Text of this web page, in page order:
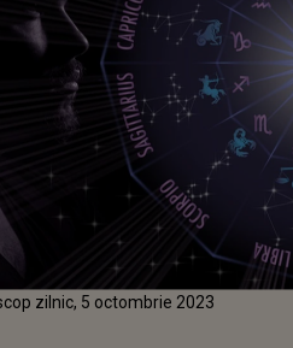
zilnic, 5 octombrie 2023